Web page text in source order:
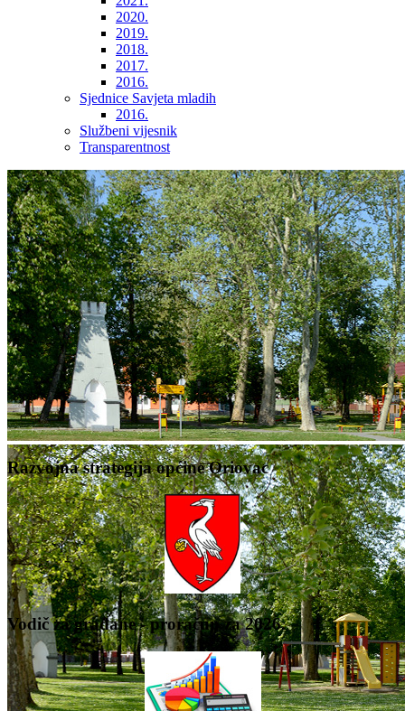
2020.
2019.
2018.
2017.
2016.
Sjednice Savjeta mladih
2016.
Službeni vijesnik
Transparentnost
Razvojna strategija općine Oriovac
Vodič za građane - proračun za 2026.